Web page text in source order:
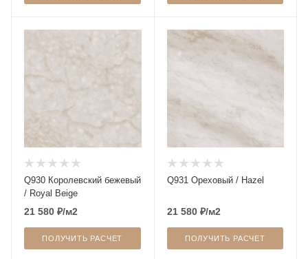
Q930 Королевский бежевый
/ Royal Beige
21 580 ₽/м2
ПОЛУЧИТЬ РАСЧЕТ
Q931 Ореховый / Hazel
21 580₽/м2
ПОЛУЧИТЬ РАСЧЕТ